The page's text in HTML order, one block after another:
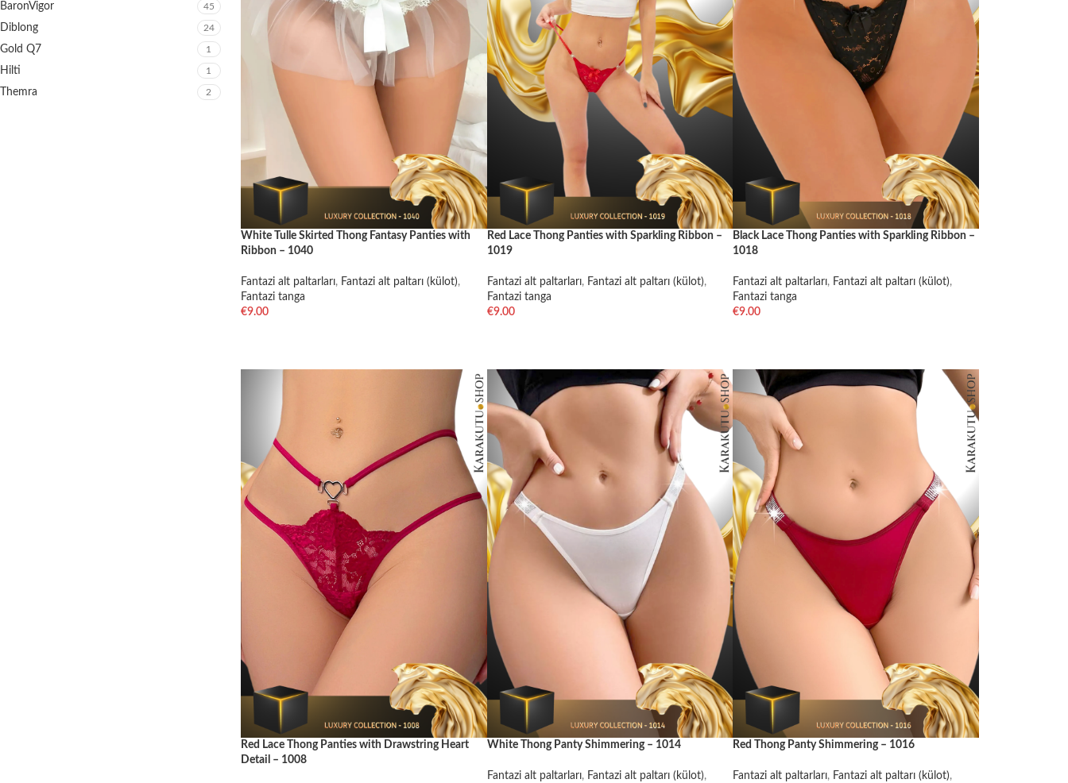
BaronVigor 45
Diblong 24
Gold Q7 1
Hilti 1
Themra 2
White Tulle Skirted Thong Fantasy Panties with
Ribbon – 1040
Fantazi alt paltarları, Fantazi alt paltarı (külot),
Fantazi tanga
€9.00
Red Lace Thong Panties with Sparkling Ribbon –
1019
Fantazi alt paltarları, Fantazi alt paltarı (külot),
Fantazi tanga
€9.00
Black Lace Thong Panties with Sparkling Ribbon –
1018
Fantazi alt paltarları, Fantazi alt paltarı (külot),
Fantazi tanga
€9.00
Red Lace Thong Panties with Drawstring Heart
Detail – 1008
White Thong Panty Shimmering – 1014
Fantazi alt paltarları, Fantazi alt paltarı (külot),
Red Thong Panty Shimmering – 1016
Fantazi alt paltarları, Fantazi alt paltarı (külot),